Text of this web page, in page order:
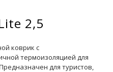
2,5
коврик с
термоизоляцией для
для туристов,